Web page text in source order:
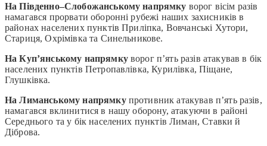
На Південно–Слобожанському напрямку ворог вісім разів
намагався прорвати оборонні рубежі наших захисників в
районах населених пунктів Приліпка, Вовчанські Хутори,
Стариця, Охрімівка та Синельникове.
На Куп’янському напрямкуворог п’ять разів атакував в бік
населених пунктів Петропавлівка, Курилівка, Піщане,
Глушківка.
На Лиманському напрямку противник атакував п’ять разів,
намагався вклинитися в нашу оборону, атакуючи в районі
Середнього та у бік населених пунктів Лиман, Ставки й
Діброва.